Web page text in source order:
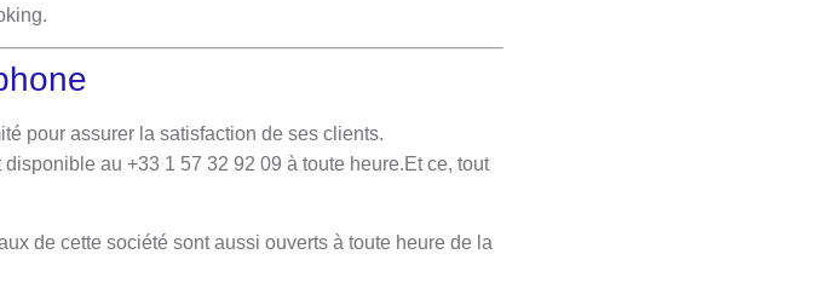
pour assurer la satisfaction de ses clients.
disponible au +33 1 57 32 92 09 à toute heure.Et ce, tout
de cette société sont aussi ouverts à toute heure de la